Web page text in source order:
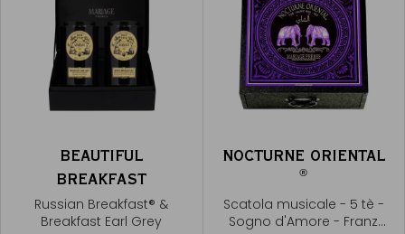
BEAUTIFUL
BREAKFAST
Russian Breakfast® &
Breakfast Earl Grey
NOCTURNE ORIENTAL
®
Scatola musicale - 5 tè -
Sogno d'Amore - Franz